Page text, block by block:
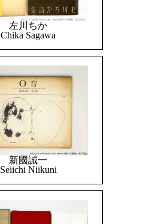
左川ちか
Chika Sagawa
新國誠一
Seiichi Niikuni